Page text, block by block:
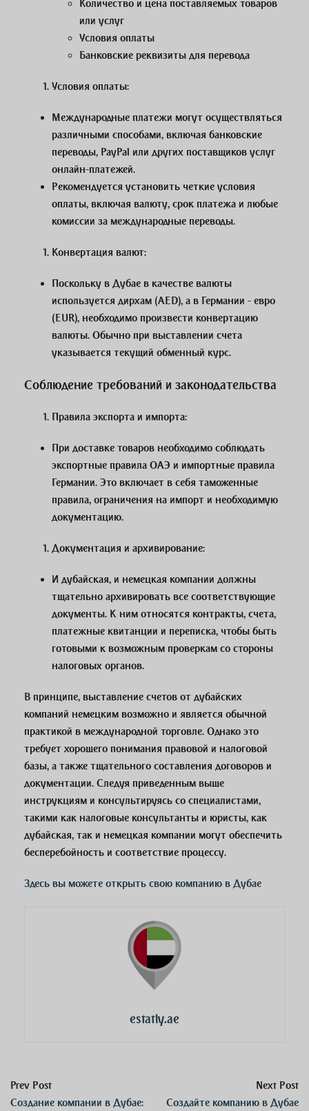
Количество и цена поставляемых товаров
или услуг
Условия оплаты
Банковские реквизиты для перевода
Условия оплаты:
Международные платежи могут осуществляться
различными способами, включая банковские
переводы, PayPal или других поставщиков услуг
онлайн-платежей.
Рекомендуется установить четкие условия
оплаты, включая валюту, срок платежа и любые
комиссии за международные переводы.
Конвертация валют:
Поскольку в Дубае в качестве валюты
используется дирхам (AED), а в Германии - евро
(EUR), необходимо произвести конвертацию
валюты. Обычно при выставлении счета
указывается текущий обменный курс.
Соблюдение требований и законодательства
Правила экспорта и импорта:
При доставке товаров необходимо соблюдать
экспортные правила ОАЭ и импортные правила
Германии. Это включает в себя таможенные
правила, ограничения на импорт и необходимую
документацию.
Документация и архивирование:
И дубайская, и немецкая компании должны
тщательно архивировать все соответствующие
документы. К ним относятся контракты, счета,
платежные квитанции и переписка, чтобы быть
готовыми к возможным проверкам со стороны
налоговых органов.
В принципе, выставление счетов от дубайских
компаний немецким возможно и является обычной
практикой в международной торговле. Однако это
требует хорошего понимания правовой и налоговой
базы, а также тщательного составления договоров и
документации. Следуя приведенным выше
инструкциям и консультируясь со специалистами,
такими как налоговые консультанты и юристы, как
дубайская, так и немецкая компании могут обеспечить
бесперебойность и соответствие процессу.
Здесь вы можете открыть свою компанию в Дубае
estatly.ae
Prev Post
Создание компании в Дубае:
Next Post
Создайте компанию в Дубае